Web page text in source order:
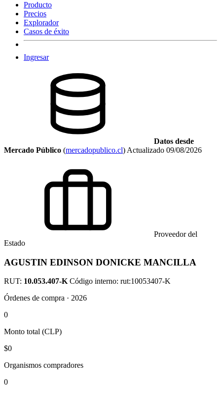
Producto
Precios
Explorador
Casos de éxito
Ingresar
Datos desde
Mercado Público (mercadopublico.cl) Actualizado 09/08/2026
Proveedor del
Estado
AGUSTIN EDINSON DONICKE MANCILLA
RUT: 10.053.407-K Código interno: rut:10053407-K
Órdenes de compra · 2026
0
Monto total (CLP)
$0
Organismos compradores
0